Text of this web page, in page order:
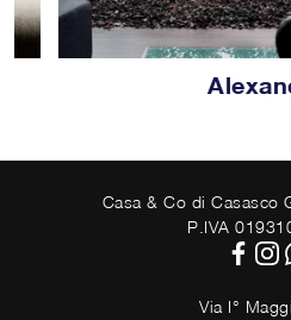
Casa & Co di Casasco
P.IVA
Via I°